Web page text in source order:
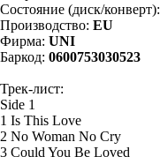
Состояние (диск/конверт):
Производство: EU
Фирма: UNI
Баркод: 0600753030523
Трек-лист:
Side 1
1 Is This Love
2 No Woman No Cry
3 Could You Be Loved